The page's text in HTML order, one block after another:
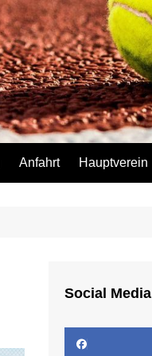
Anfahrt Hauptverein
Social Media